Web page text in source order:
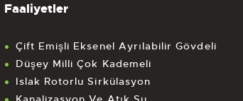
Faaliyetler
Çift Emişli Eksenel Ayrılabilir Gövdeli
Düşey Milli Çok Kademeli
Islak Rotorlu Sirkülasyon